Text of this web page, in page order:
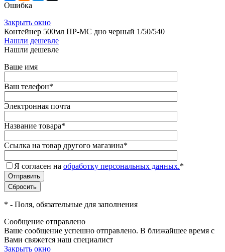
Ошибка
Закрыть окно
Контейнер 500мл ПР-МС дно черный 1/50/540
Нашли дешевле
Нашли дешевле
Ваше имя
Ваш телефон*
Электронная почта
Название товара*
Ссылка на товар другого магазина*
Я согласен на обработку персональных данных.*
* - Поля, обязательные для заполнения
Сообщение отправлено
Ваше сообщение успешно отправлено. В ближайшее время с
Вами свяжется наш специалист
Закрыть окно